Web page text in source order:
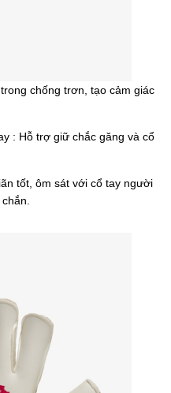
chống trơn, tạo cảm giác
: Hỗ trợ giữ chắc găng và cổ
tốt, ôm sát với cổ tay người